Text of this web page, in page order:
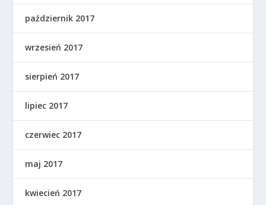
październik 2017
wrzesień 2017
sierpień 2017
lipiec 2017
czerwiec 2017
maj 2017
kwiecień 2017